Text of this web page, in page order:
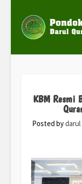
KBM Resmi
Posted by